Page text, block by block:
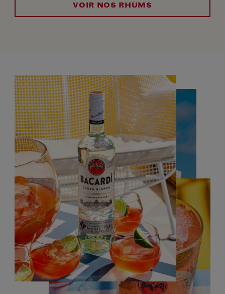
VOIR NOS RHUMS